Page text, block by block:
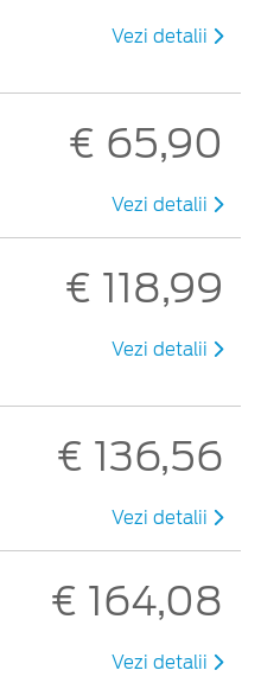
Vezi detalii
€ 65,90
Vezi detalii
€ 118,99
Vezi detalii
€ 136,56
Vezi detalii
€ 164,08
Vezi detalii